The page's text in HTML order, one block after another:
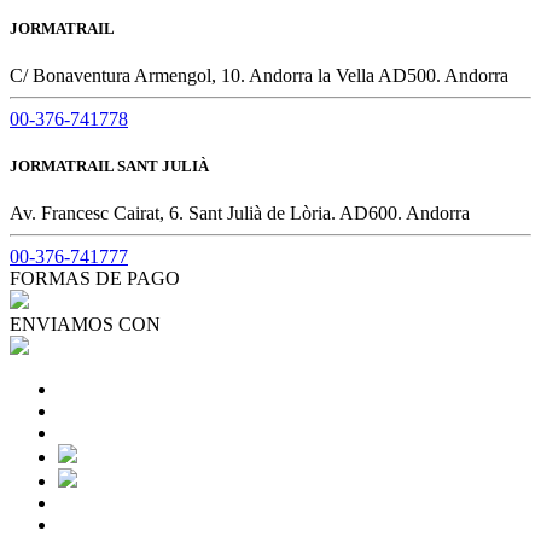
JORMATRAIL
C/ Bonaventura Armengol, 10. Andorra la Vella AD500. Andorra
00-376-741778
JORMATRAIL SANT JULIÀ
Av. Francesc Cairat, 6. Sant Julià de Lòria. AD600. Andorra
00-376-741777
FORMAS DE PAGO
ENVIAMOS CON